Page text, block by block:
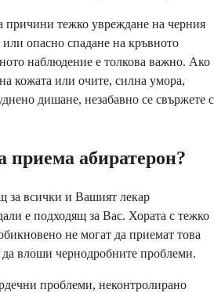
причини тежко увреждане на черния
опасно спадане на кръвното
наблюдение е толкова важно. Ако
кожата или очите, силна умора,
дишане, незабавно се свържете с
приема абиратерон?
за всички и Вашият лекар
е подходящ за Вас. Хората с тежко
не могат да приемат това
влоши чернодробните проблеми.
проблеми, неконтролирано